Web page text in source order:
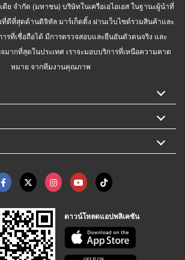
ดีย จำกัด (มหาชน) บริษัทในเครือเอไอเอส ในฐานะผู้นำที่
ดีที่สุดด้านดิจิทัล มาร์เก็ตติ้ง ผ่านเว็บไซต์รวมสินค้าและ
ารที่เชื่อถือได้ มีการตรวจสอบและยืนยันตัวตนจริง และ
ากที่สุดในประเทศ เราจะมอบบริการที่เหนือความคาด
หมาย จากทีมงานคุณภาพ
ดาวน์โหลดแอปพลิเคชัน